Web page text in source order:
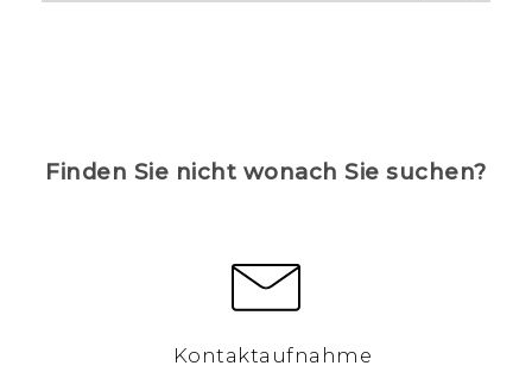
Finden Sie nicht wonach Sie suchen?
Kontaktaufnahme